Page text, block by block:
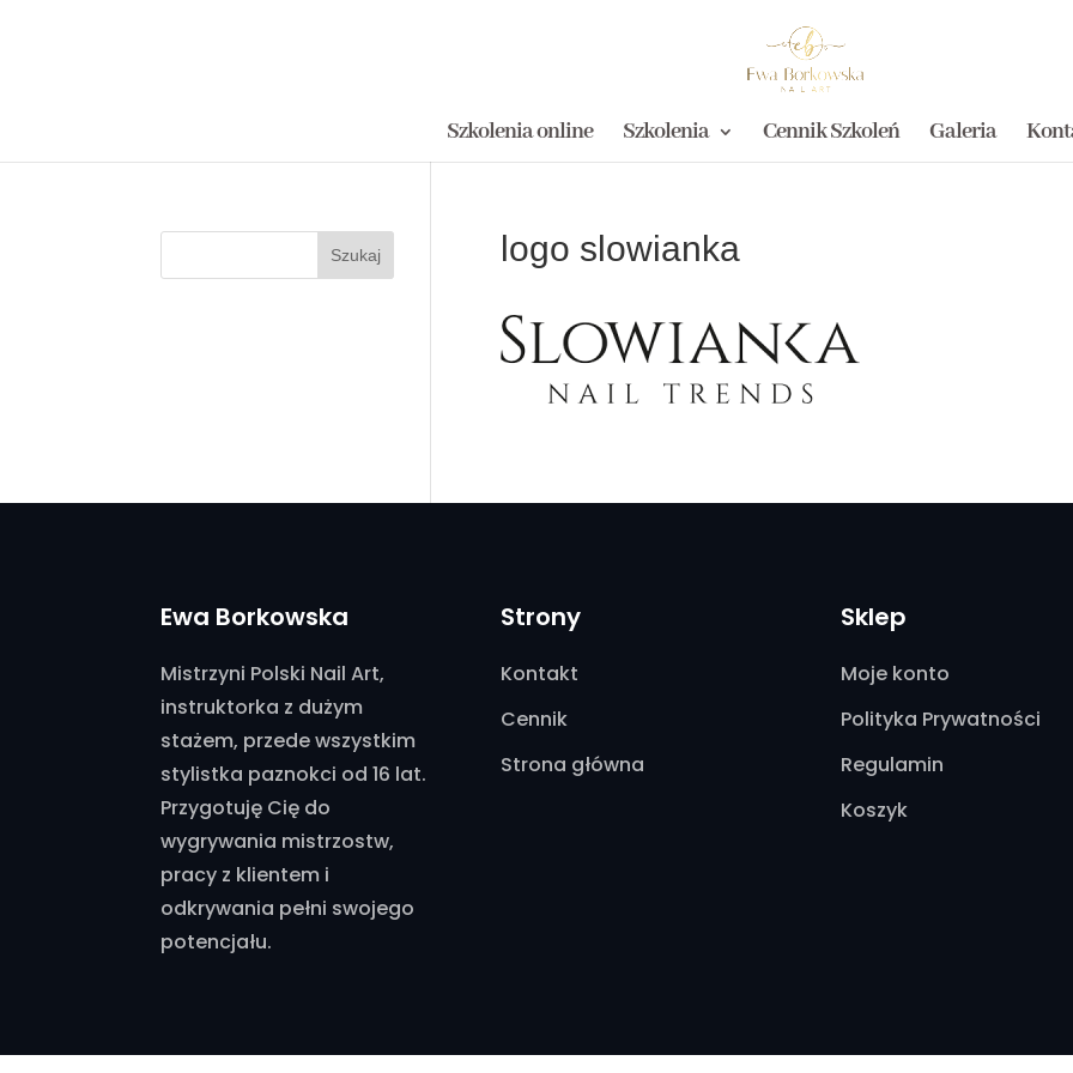
Szkolenia online Szkolenia Cennik Szkoleń Galeria
logo slowianka
Szukaj
Ewa Borkowska
Mistrzyni Polski Nail Art,
instruktorka z dużym
stażem, przede wszystkim
stylistka paznokci od 16 lat.
Przygotuję Cię do
wygrywania mistrzostw,
pracy z klientem i
odkrywania pełni swojego
potencjału.
Strony
Kontakt
Cennik
Strona główna
Sklep
Moje konto
Polityka Prywatności
Regulamin
Koszyk